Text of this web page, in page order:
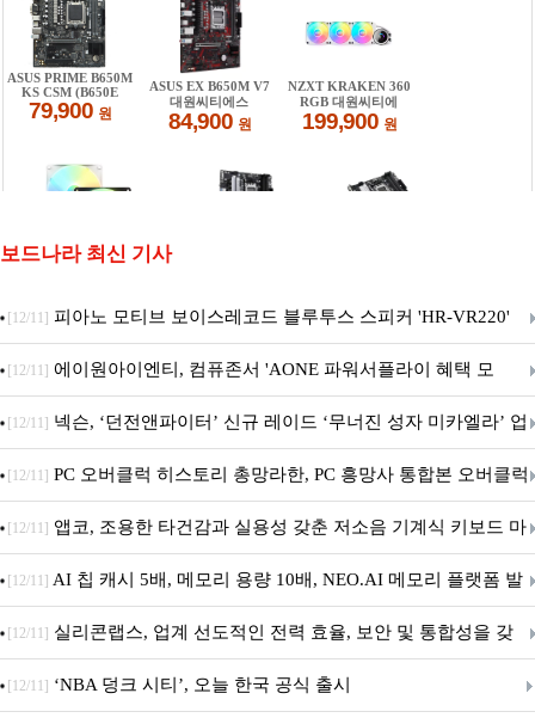
보드나라 최신 기사
[12/11] 피아노 모티브 보이스레코드 블루투스 스피커 'HR-VR220'
출시
[12/11] 에이원아이엔티, 컴퓨존서 'AONE 파워서플라이 혜택 모
음.ZIP' 이벤트 진행
[12/11] 넥슨, ‘던전앤파이터’ 신규 레이드 ‘무너진 성자 미카엘라’ 업
데이트!
[12/11] PC 오버클럭 히스토리 총망라한, PC 흥망사 통합본 오버클럭
특집(1-4편)
[12/11] 앱코, 조용한 타건감과 실용성 갖춘 저소음 기계식 키보드 마
우스 세트 'KM580' 출시
[12/11] AI 칩 캐시 5배, 메모리 용량 10배, NEO.AI 메모리 플랫폼 발
표
[12/11] 실리콘랩스, 업계 선도적인 전력 효율, 보안 및 통합성을 갖
춘 초저전력 블루투스 LE SoC ‘BG2B’ 공개
[12/11] ‘NBA 덩크 시티’, 오늘 한국 공식 출시